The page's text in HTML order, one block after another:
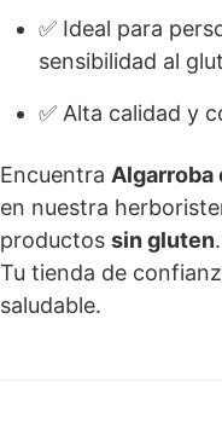
✅ Ideal para
sensibilidad al
✅ Alta calidad y
Encuentra Algarroba
en nuestra
productos sin gluten
Tu tienda de
saludable.